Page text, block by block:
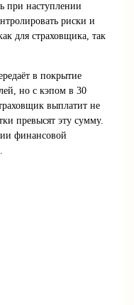
при наступлении
риски и
для страховщика, так
в покрытие
но с кэпом в 30
выплатит не
превысят эту сумму.
финансовой